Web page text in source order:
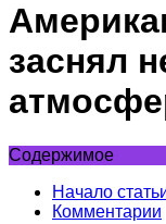
заснял
Содержимое
Начало
Комментарии